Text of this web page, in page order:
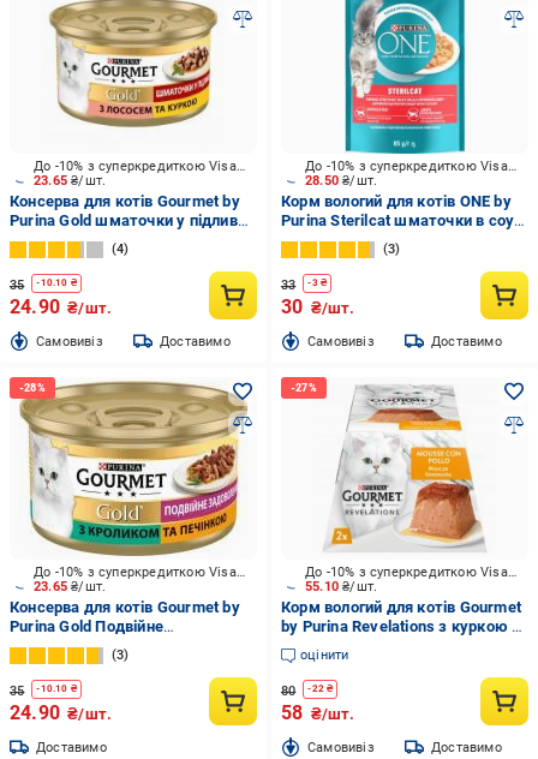
23.65₴/шт.
До -10% з суперкредиткою Visa Вигода
Консерва для котів Gourmet by
Purina Gold шматочки у підливці
з лососем та куркою 85 г
4
35 -10.10 ₴
24.90 ₴/шт.
Cамовивіз Доставимо
28.50₴/шт.
До -10% з суперкредиткою Visa Вигода
Корм вологий для котів ONE by
Purina Sterilcat шматочки в соусі
з індичкою та зеленою
квасолею 85 г
3
33 -3₴
30 ₴/шт.
Cамовивіз Доставимо
23.65₴/шт.
До -10% з суперкредиткою Visa Вигода
Консерва для котів Gourmet by
Purina Gold Подвійне
задоволення з кроликом та
печінкою 85 г
3
35 -10.10 ₴
24.90 ₴/шт.
Доставимо
55.10₴/шт.
До -10% з суперкредиткою Visa Вигода
Корм вологий для котів Gourmet
by Purina Revelations з куркою 2
x 57 г
оцінити
80 -22₴
58 ₴/шт.
Cамовивіз Доставимо